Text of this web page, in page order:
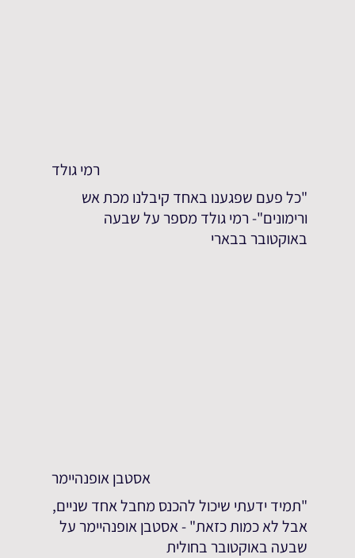
רמי גולד
"כל פעם שפגענו באחד קיבלנו מכת אש
ורימונים"- רמי גולד מספר על שבעה
באוקטובר בבארי
אסטבן אופנהיימר
"תמיד ידעתי שיכול להכנס מחבל אחד שניים,
אבל לא כמות כזאת" - אסטבן אופנהיימר על
שבעה באוקטובר בחולית